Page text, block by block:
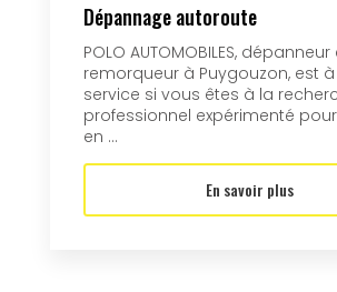
Dépannage autoroute
POLO AUTOMOBILES, dépanneur
remorqueur à Puygouzon, est
service si vous êtes à la
professionnel expérimenté
en ...
En savoir plus